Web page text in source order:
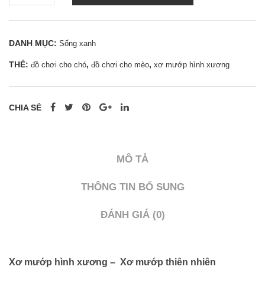
Xơ
mướp
lượng
DANH MỤC: Sống xanh
THẺ: đồ chơi cho chó, đồ chơi cho mèo, xơ mướp hình xương
CHIA SẺ
MÔ TẢ
THÔNG TIN BỔ SUNG
ĐÁNH GIÁ (0)
Xơ mướp hình xương – Xơ mướp thiên nhiên